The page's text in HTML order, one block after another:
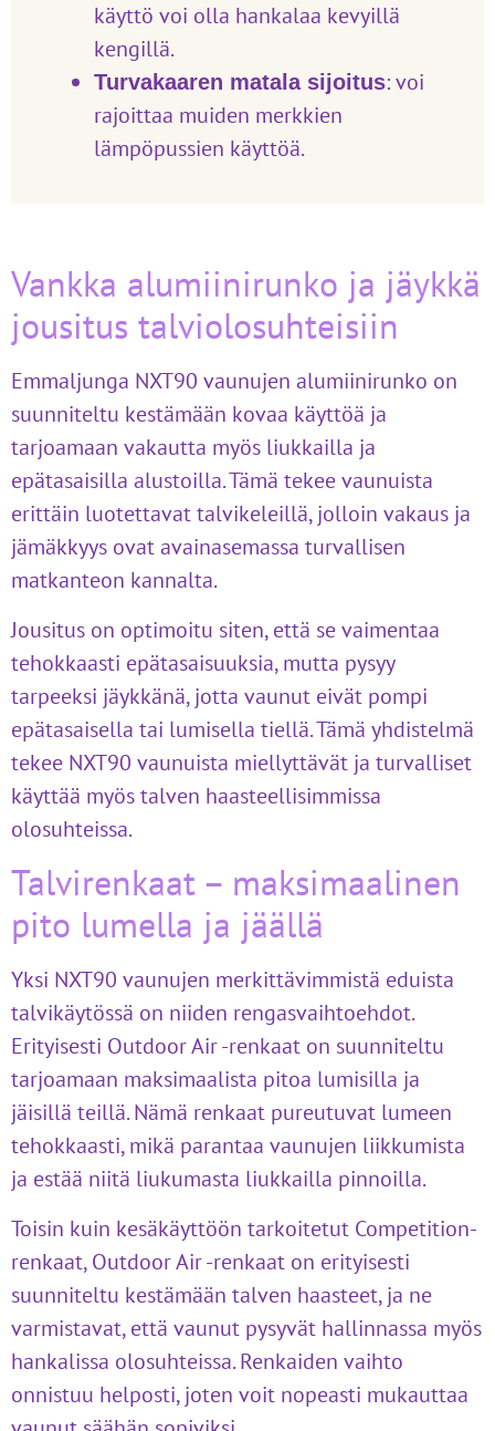
käyttö voi olla hankalaa kevyillä
kengillä.
Turvakaaren matala sijoitus: voi
rajoittaa muiden merkkien
lämpöpussien käyttöä.
Vankka alumiinirunko ja jäykkä
jousitus talviolosuhteisiin
Emmaljunga NXT90 vaunujen alumiinirunko on
suunniteltu kestämään kovaa käyttöä ja
tarjoamaan vakautta myös liukkailla ja
epätasaisilla alustoilla. Tämä tekee vaunuista
erittäin luotettavat talvikeleillä, jolloin vakaus ja
jämäkkyys ovat avainasemassa turvallisen
matkanteon kannalta.
Jousitus on optimoitu siten, että se vaimentaa
tehokkaasti epätasaisuuksia, mutta pysyy
tarpeeksi jäykkänä, jotta vaunut eivät pompi
epätasaisella tai lumisella tiellä. Tämä yhdistelmä
tekee NXT90 vaunuista miellyttävät ja turvalliset
käyttää myös talven haasteellisimmissa
olosuhteissa.
Talvirenkaat – maksimaalinen
pito lumella ja jäällä
Yksi NXT90 vaunujen merkittävimmistä eduista
talvikäytössä on niiden rengasvaihtoehdot.
Erityisesti Outdoor Air -renkaat on suunniteltu
tarjoamaan maksimaalista pitoa lumisilla ja
jäisillä teillä. Nämä renkaat pureutuvat lumeen
tehokkaasti, mikä parantaa vaunujen liikkumista
ja estää niitä liukumasta liukkailla pinnoilla.
Toisin kuin kesäkäyttöön tarkoitetut Competition-
renkaat, Outdoor Air -renkaat on erityisesti
suunniteltu kestämään talven haasteet, ja ne
varmistavat, että vaunut pysyvät hallinnassa myös
hankalissa olosuhteissa. Renkaiden vaihto
onnistuu helposti, joten voit nopeasti mukauttaa